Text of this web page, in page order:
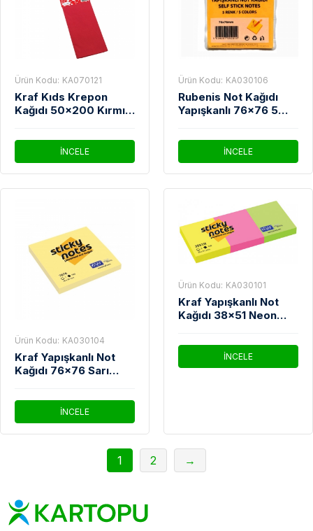
Ürün Kodu: KA070121
Kraf Kıds Krepon
Kağıdı 50x200 Kırmızı
İNCELE
Ürün Kodu: KA030106
Rubenis Not Kağıdı
Yapışkanlı 76x76 5
İNCELE
Ürün Kodu: KA030104
Kraf Yapışkanlı Not
Kağıdı 76x76 Sarı
İNCELE
Ürün Kodu: KA030101
Kraf Yapışkanlı Not
Kağıdı 38x51 Neon
İNCELE
1 2 →